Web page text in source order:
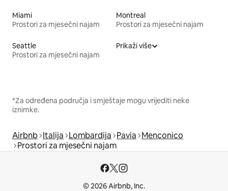
Miami
Prostori za mjesečni najam
Montreal
Prostori za mjesečni najam
Seattle
Prostori za mjesečni najam
Prikaži više
*Za određena područja i smještaje mogu vrijediti neke
iznimke.
Airbnb Italija Lombardija Pavia Menconico
Prostori za mjesečni najam
© 2026 Airbnb, Inc.